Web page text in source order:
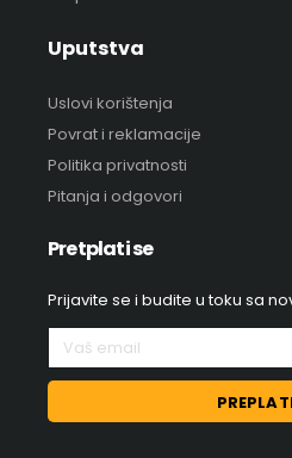
Uputstva
Uslovi korištenja
Povrat i reklamacije
Politika privatnosti
Pitanja i odgovori
Pretplati se
Prijavite se i budite u toku sa